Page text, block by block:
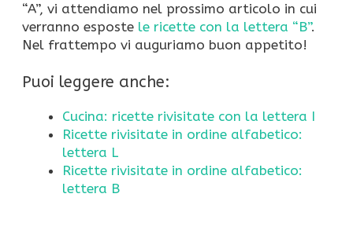
“A”, vi attendiamo nel prossimo articolo in cui
verranno esposte le ricette con la lettera “B”.
Nel frattempo vi auguriamo buon appetito!
Puoi leggere anche:
Cucina: ricette rivisitate con la lettera I
Ricette rivisitate in ordine alfabetico:
lettera L
Ricette rivisitate in ordine alfabetico:
lettera B